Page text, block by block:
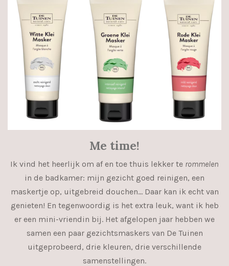
Me time!
Ik vind het heerlijk om af en toe thuis lekker te rommelen
in de badkamer: mijn gezicht goed reinigen, een
maskertje op, uitgebreid douchen… Daar kan ik echt van
genieten! En tegenwoordig is het extra leuk, want ik heb
er een mini-vriendin bij. Het afgelopen jaar hebben we
samen een paar gezichtsmaskers van De Tuinen
uitgeprobeerd, drie kleuren, drie verschillende
samenstellingen.